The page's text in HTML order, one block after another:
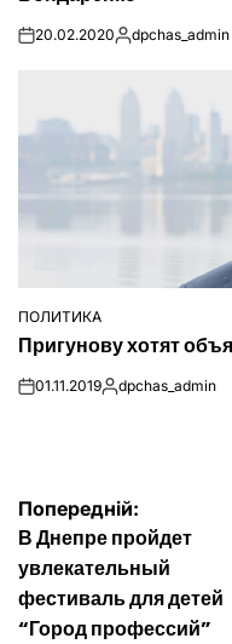
on20.02.2020Опубліковано
dpchas_admin
ОПУБЛІКУВАТИ
ПОЛИТИКА
Пригунову хотят
on01.11.2019Опубліковано
dpchas_admin
Навігація
записів
Попередній:
В Днепре пройдет
увлекательный
фестиваль для детей
“Город профессий”